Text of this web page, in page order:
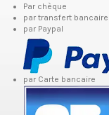
Par chèque
par transfert bancaire
par Paypal
par Carte bancaire